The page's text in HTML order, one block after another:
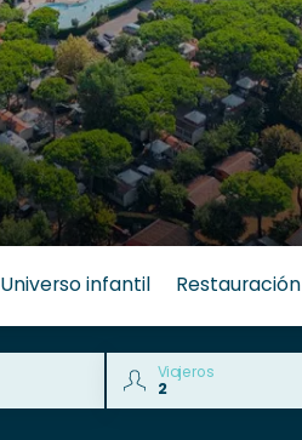
Universo infantil Restauración
Viajeros